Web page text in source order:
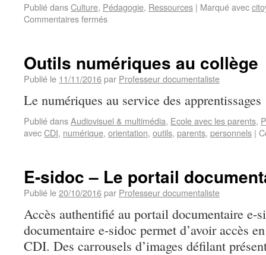
Publié dansCulture, Pédagogie, Ressources | Marqué avec
Commentaires fermés
Outils numériques au collège
Publié le 11/11/2016par Professeur documentaliste
Le numériques au service des apprentissages
Publié dansAudiovisuel & multimédia, Ecole avec les parents,
avecCDI, numérique, orientation, outils, parents, personnels |
E-sidoc – Le portail
Publié le20/10/2016par Professeur documentaliste
Accès authentifié au portail documentaire e-
documentaire e-sidoc permet d’avoir accès
CDI. Des carrousels d’images défilant